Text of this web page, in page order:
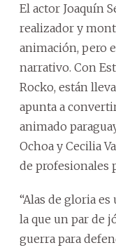
El actor Joaquín
realizador y
animación, pero
narrativo. Con
Rocko, están
apunta a
animado
Ochoa y Cecilia
de profesionales
“Alas de gloria es
la que un par de
guerra para